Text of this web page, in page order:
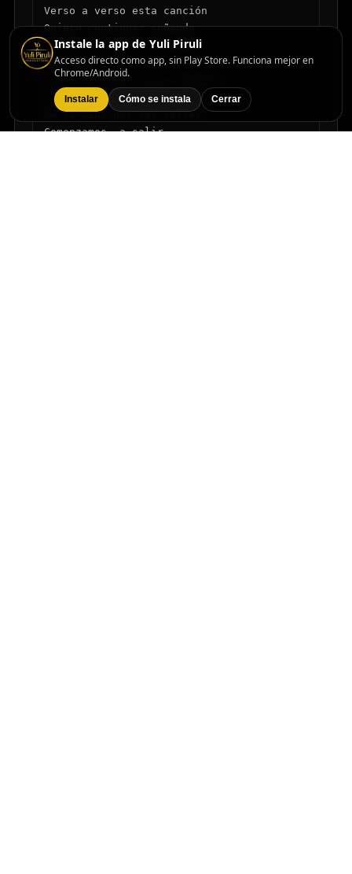
Verso a verso esta canción
Quiero continuar soñando
Por la villa con tu amor
Tuve un sueño, fue en Madrid
Tu sonrisa, para mí
De la mano por las calles
Comenzamos, a salir
Instale la app de Yuli Piruli
Acceso directo como app, sin Play Store. Funciona mejor en
Chrome/Android.
Instalar Cómo se instala Cerrar